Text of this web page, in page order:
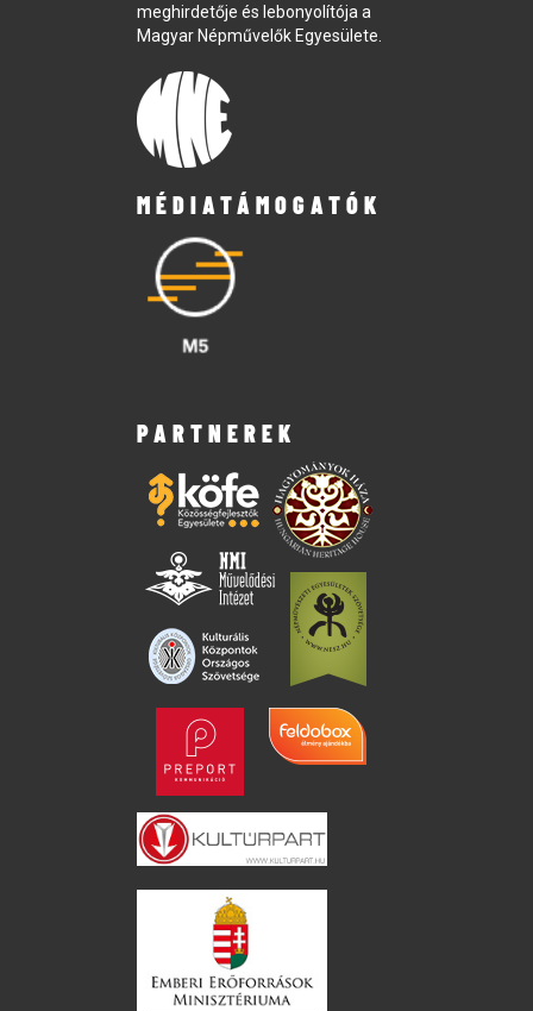
meghirdetője és lebonyolítója a
Magyar Népművelők Egyesülete.
MÉDIATÁMOGATÓK
PARTNEREK